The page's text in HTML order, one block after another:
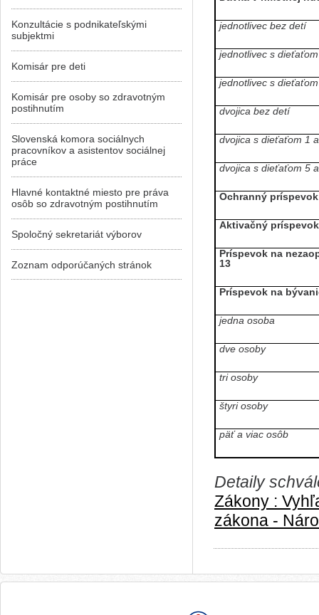
jednotlivec bez detí
jednotlivec s
jednotlivec s
dvojica bez detí
dvojica s dieťaťom 1
dvojica s dieťaťom 5
Ochranný
Aktivačný
Príspevok na
13
Príspevok na
jedna osoba
dve osoby
tri osoby
štyri osoby
päť a viac osôb
Detaily
Zákony :
zákona -
Konzultácie s podnikateľskými
subjektmi
Komisár pre deti
Komisár pre osoby so zdravotným
postihnutím
Slovenská komora sociálnych
pracovníkov a asistentov sociálnej
práce
Hlavné kontaktné miesto pre práva
osôb so zdravotným postihnutím
Spoločný sekretariát výborov
Zoznam odporúčaných stránok